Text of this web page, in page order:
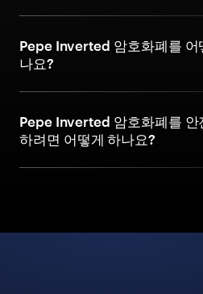
Pepe Inverted 암호화폐를 어
나요?
Pepe Inverted 암호화폐를 안
하려면 어떻게 하나요?